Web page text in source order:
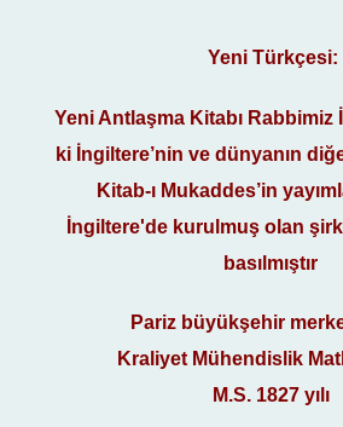
Yeni Türkçesi:
Yeni Antlaşma Kitabı Rabbimiz
ki İngiltere’nin ve dünyanın
Kitab-ı Mukaddes’in
İngiltere'de kurulmuş olan
basılmıştır
Pariz büyükşehir
Kraliyet Mühendislik
M.S. 1827 yılı